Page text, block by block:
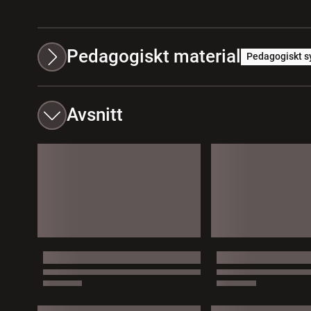
Pedagogiskt material Pedagogiskt
Avsnitt